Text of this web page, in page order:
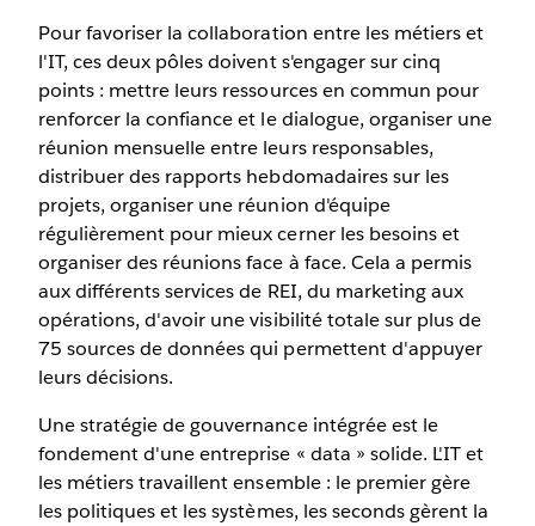
Pour favoriser la collaboration entre les métiers et
l'IT, ces deux pôles doivent s'engager sur cinq
points : mettre leurs ressources en commun pour
renforcer la confiance et le dialogue, organiser une
réunion mensuelle entre leurs responsables,
distribuer des rapports hebdomadaires sur les
projets, organiser une réunion d'équipe
régulièrement pour mieux cerner les besoins et
organiser des réunions face à face. Cela a permis
aux différents services de REI, du marketing aux
opérations, d'avoir une visibilité totale sur plus de
75 sources de données qui permettent d'appuyer
leurs décisions.
Une stratégie de gouvernance intégrée est le
fondement d'une entreprise « data » solide. L'IT et
les métiers travaillent ensemble : le premier gère
les politiques et les systèmes, les seconds gèrent la